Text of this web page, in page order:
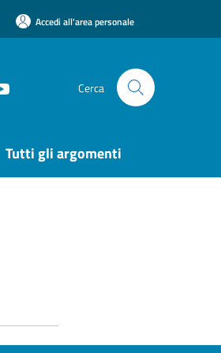
Accedi all'area personale
Cerca
Tutti gli argomenti